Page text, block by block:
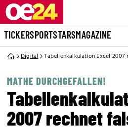
TICKERSPORTSTARSMAGAZINE
Digital Tabellenkalkulation Excel 2007
MATHE DURCHGEFALLEN!
2007 rechnet